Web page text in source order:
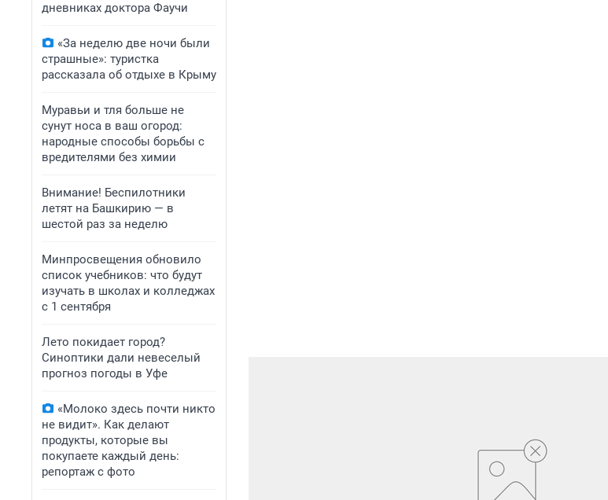
дневниках доктора Фаучи
«За неделю две ночи были
страшные»: туристка
рассказала об отдыхе в Крыму
Муравьи и тля больше не
сунут носа в ваш огород:
народные способы борьбы с
вредителями без химии
Внимание! Беспилотники
летят на Башкирию — в
шестой раз за неделю
Минпросвещения обновило
список учебников: что будут
изучать в школах и колледжах
с 1 сентября
Лето покидает город?
Синоптики дали невеселый
прогноз погоды в Уфе
«Молоко здесь почти никто
не видит». Как делают
продукты, которые вы
покупаете каждый день:
репортаж с фото